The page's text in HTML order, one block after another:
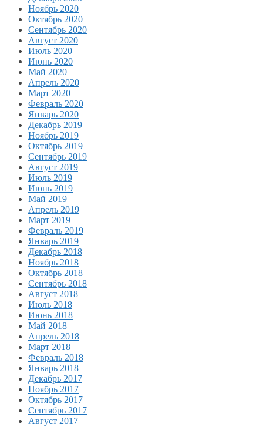
Ноябрь 2020
Октябрь 2020
Сентябрь 2020
Август 2020
Июль 2020
Июнь 2020
Май 2020
Апрель 2020
Март 2020
Февраль 2020
Январь 2020
Декабрь 2019
Ноябрь 2019
Октябрь 2019
Сентябрь 2019
Август 2019
Июль 2019
Июнь 2019
Май 2019
Апрель 2019
Март 2019
Февраль 2019
Январь 2019
Декабрь 2018
Ноябрь 2018
Октябрь 2018
Сентябрь 2018
Август 2018
Июль 2018
Июнь 2018
Май 2018
Апрель 2018
Март 2018
Февраль 2018
Январь 2018
Декабрь 2017
Ноябрь 2017
Октябрь 2017
Сентябрь 2017
Август 2017